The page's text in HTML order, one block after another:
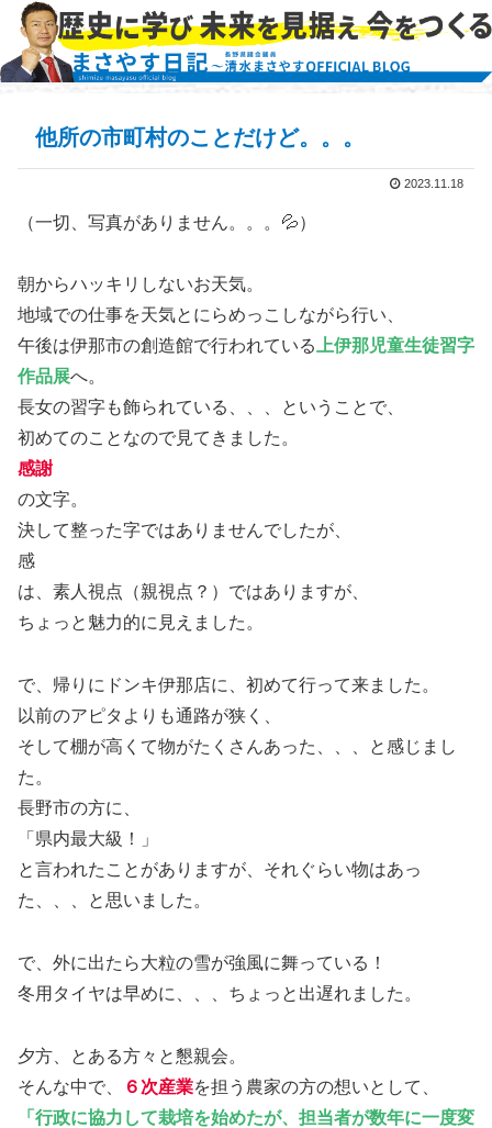
他所の市町村のことだけど。。。
2023.11.18
（一切、写真がありません。。。💦）
朝からハッキリしないお天気。
地域での仕事を天気とにらめっこしながら行い、
午後は伊那市の創造館で行われている上伊那児童生徒習字
作品展へ。
長女の習字も飾られている、、、ということで、
初めてのことなので見てきました。
感謝
の文字。
決して整った字ではありませんでしたが、
感
は、素人視点（親視点？）ではありますが、
ちょっと魅力的に見えました。
で、帰りにドンキ伊那店に、初めて行って来ました。
以前のアピタよりも通路が狭く、
そして棚が高くて物がたくさんあった、、、と感じまし
た。
長野市の方に、
「県内最大級！」
と言われたことがありますが、それぐらい物はあっ
た、、、と思いました。
で、外に出たら大粒の雪が強風に舞っている！
冬用タイヤは早めに、、、ちょっと出遅れました。
夕方、とある方々と懇親会。
そんな中で、
６次産業を担う農家の方の想いとして、
「行政に協力して栽培を始めたが、担当者が数年に一度変